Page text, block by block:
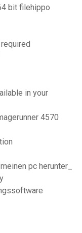
bit filehippo
in your
4570
pc herunter_